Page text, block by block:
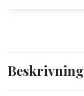
Beskrivning